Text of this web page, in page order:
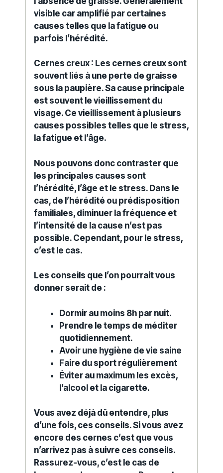
visible car amplifié par certaines
causes telles que la fatigue ou
parfois l’hérédité.
Cernes creux : Les cernes creux sont
souvent liés à une perte de graisse
sous la paupière. Sa cause principale
est souvent le vieillissement du
visage. Ce vieillissement à plusieurs
causes possibles telles que le stress,
la fatigue et l’âge.
Nous pouvons donc contraster que
les principales causes sont
l’hérédité, l’âge et le stress. Dans le
cas, de l’hérédité ou prédisposition
familiales, diminuer la fréquence et
l’intensité de la cause n’est pas
possible. Cependant, pour le stress,
c’est le cas.
Les conseils que l’on pourrait vous
donner serait de :
Dormir au moins 8h par nuit.
Prendre le temps de méditer
quotidiennement.
Avoir une hygiène de vie saine
Faire du sport régulièrement
Éviter au maximum les excès,
l’alcool et la cigarette.
Vous avez déjà dû entendre, plus
d’une fois, ces conseils. Si vous avez
encore des cernes c’est que vous
n’arrivez pas à suivre ces conseils.
Rassurez-vous, c’est le cas de